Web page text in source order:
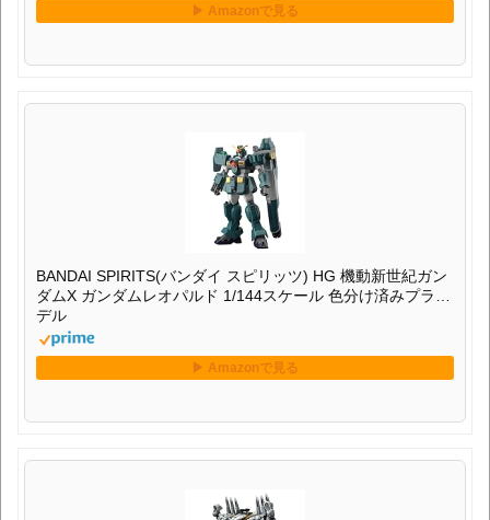
BANDAI SPIRITS(バンダイ スピリッツ) HG 機動新世紀ガン
ダムX ガンダムレオパルド 1/144スケール 色分け済みプラモ
デル